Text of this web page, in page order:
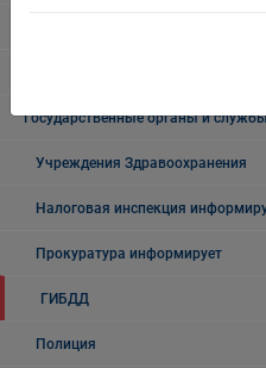
Государственные органы и
Учреждения Здравоохранения
Налоговая инспекция
Прокуратура информирует
ГИБДД
Полиция